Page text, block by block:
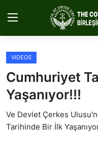
Home
About Us
Circassia
Media
VIDEOS
Cumhuriyet
Yaşanıyor!!!
Ve Devlet Çerkes
Tarihinde Bir İlk